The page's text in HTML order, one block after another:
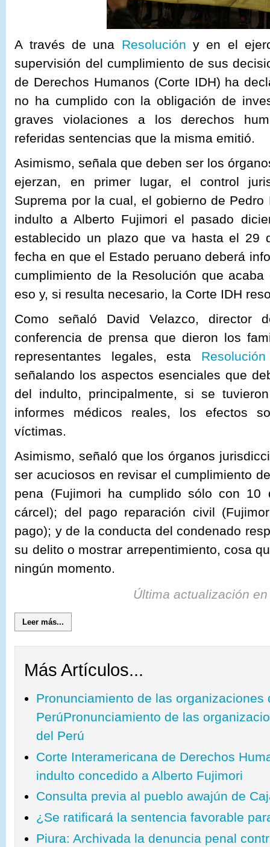
A través de una Resolución y en el
supervisión del cumplimiento de sus
de Derechos Humanos (Corte IDH) ha
no ha cumplido con la obligación de
graves violaciones a los derechos
referidas sentencias que la misma emitió.
Asimismo, señala que deben ser los
ejerzan, en primer lugar, el control
Suprema por la cual, el gobierno de
indulto a Alberto Fujimori el pasado
establecido un plazo que va hasta el 29
fecha en que el Estado peruano deberá
cumplimiento de la Resolución que
eso y, si resulta necesario, la Corte IDH
Como señaló David Velazco, director
conferencia de prensa que dieron los
representantes legales, esta Resolución
señalando los aspectos esenciales que
del indulto, principalmente, si se
informes médicos reales, los efectos
víctimas.
Asimismo, señaló que los órganos
ser acuciosos en revisar el cumplimiento
pena (Fujimori ha cumplido sólo con
cárcel); del pago reparación civil
pago); y de la conducta del condenado
su delito o mostrar arrepentimiento, cosa
ningún momento.
Última actualización
Leer más...
Más Artículos...
Pronunciamiento de las organizaciones
PerúPronunciamiento de las
del Perú
Corte Interamericana de Derechos
indulto concedido a Alberto Fujimori
Consulta previa al pueblo awajún de
¿Se ratificará la sentencia favorable
Piura: Archivada la denuncia penal